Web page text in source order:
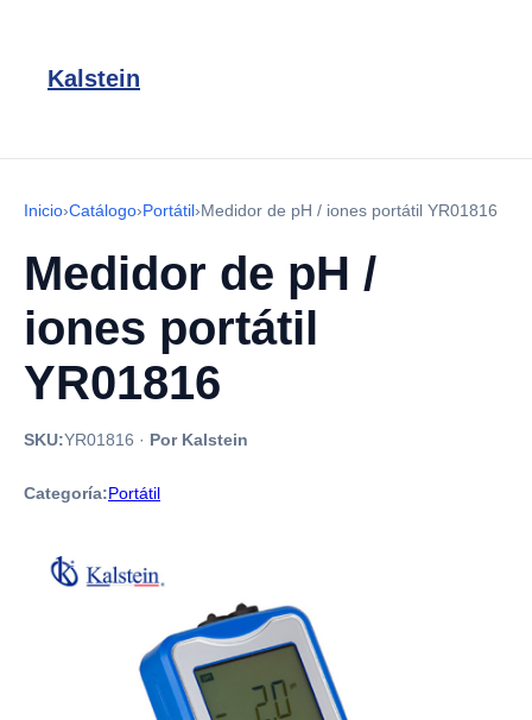
Kalstein
Inicio›Catálogo›Portátil›Medidor de pH / iones portátil YR01816
Medidor de pH /
iones portátil
YR01816
SKU:YR01816 · Por Kalstein
Categoría:Portátil